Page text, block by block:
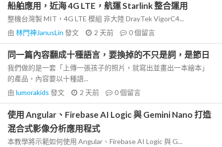
船舶應用，近海 4G LTE，航運 Starlink 整合運用
整機台灣製 MIT，4G LTE 模組 非大陸 DrayTek VigorC4...
由 林門神JanusLin 發文 2 天前 0個留言
同一篇內容翻成十種語言，要換掉的不只是詞，是節日
我們做的是一套「上傳一張孩子的照片，就寫出並畫出一本繪本」
的產品，內容要以十種語...
由 lumorakids 發文 2 天前 0個留言
使用 Angular、Firebase AI Logic 與 Gemini Nano 打造
混合式影像分析應用程式
本教學將示範如何使用 Angular、Firebase AI Logic 與 G...